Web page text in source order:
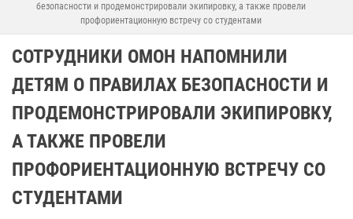
безопасности и продемонстрировали экипировку, а также провели
профориентационную встречу со студентами
СОТРУДНИКИ ОМОН НАПОМНИЛИ
ДЕТЯМ О ПРАВИЛАХ БЕЗОПАСНОСТИ И
ПРОДЕМОНСТРИРОВАЛИ ЭКИПИРОВКУ,
А ТАКЖЕ ПРОВЕЛИ
ПРОФОРИЕНТАЦИОННУЮ ВСТРЕЧУ СО
СТУДЕНТАМИ